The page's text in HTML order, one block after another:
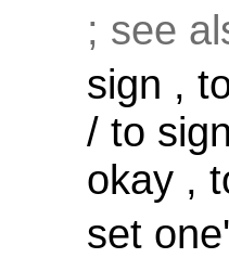
; see
sign ,
/ to
okay ,
set